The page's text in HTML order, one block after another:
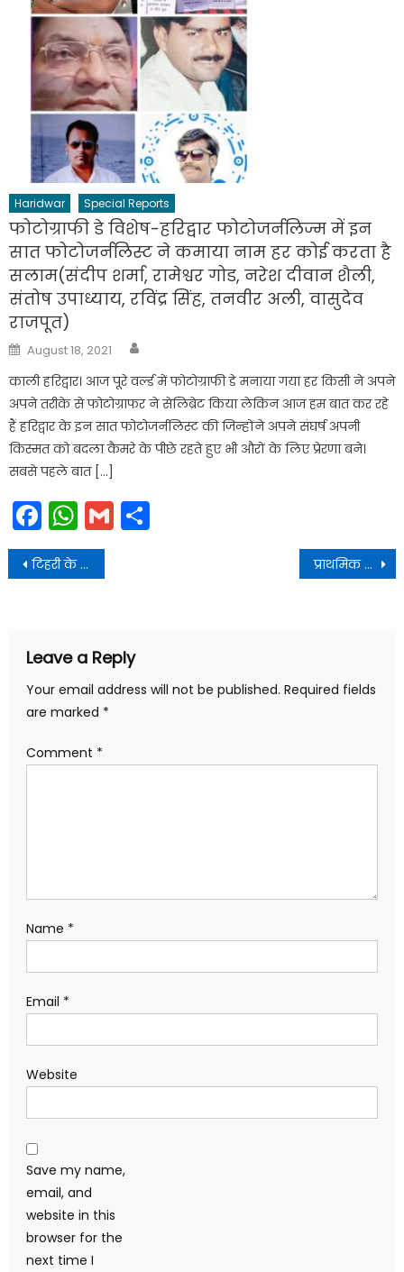
Haridwar Special Reports
फोटोग्राफी डे विशेष-हरिद्वार फोटोजर्नलिज्म में इन
सात फोटोजर्नलिस्ट ने कमाया नाम हर कोई करता है
सलाम(संदीप शर्मा, रामेश्वर गोड, नरेश दीवान शैली,
संतोष उपाध्याय, रविंद्र सिंह, तनवीर अली, वासुदेव
राजपूत)
Posted
on
August 18, 2021
काली हरिद्वार। आज पूरे वर्ल्ड में फोटोग्राफी डे मनाया गया हर किसी ने अपने
अपने तरीके से फोटोग्राफर ने सेलिब्रेट किया लेकिन आज हम बात कर रहे
हैं हरिद्वार के इन सात फोटोजर्नलिस्ट की जिन्होंने अपने संघर्ष अपनी
किस्मत को बदला कैमरे के पीछे रहते हुए भी औरों के लिए प्रेरणा बने।
सबसे पहले बात […]
Facebook
WhatsApp
Gmail
Post
navigation
टिहरी के भिलंगना ब्लॉक के सुनारगांव तथा कैमरिया सौंण गांवों को मॉडल गांव के रूप में विकसित किया जाएगा-मुख्य सचिव प्राथमिक जानकारी के अनुसार (पीडीएमएस) मंगलौर विधानसभा उप निर्वाचन में 69.74 प्रतिशत मतदान हुआ
Leave a Reply
Your email address will not be published. Required fields
are marked *
Comment *
Name *
Email *
Website
Save my name,
email, and
website in this
browser for the
next time I